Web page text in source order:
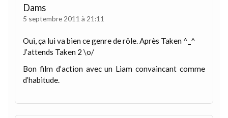
Dams
5 septembre 2011 à 21:11
Oui, ça lui va bien ce genre de rôle. Après Taken ^_^
J’attends Taken 2 \o/
Bon film d’action avec un Liam convaincant comme
d’habitude.